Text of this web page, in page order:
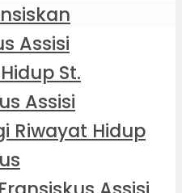
Assisi
St.
Assisi
Riwayat Hidup